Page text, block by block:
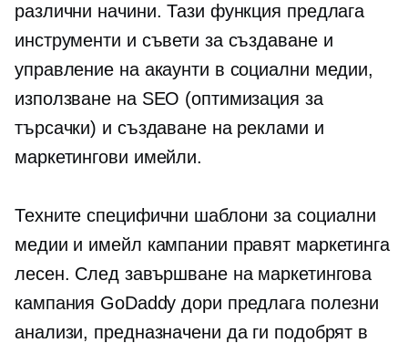
различни начини. Тази функция предлага
инструменти и съвети за създаване и
управление на акаунти в социални медии,
използване на SEO (оптимизация за
търсачки) и създаване на реклами и
маркетингови имейли.
Техните специфични шаблони за социални
медии и имейл кампании правят маркетинга
лесен. След завършване на маркетингова
кампания GoDaddy дори предлага полезни
анализи, предназначени да ги подобрят в